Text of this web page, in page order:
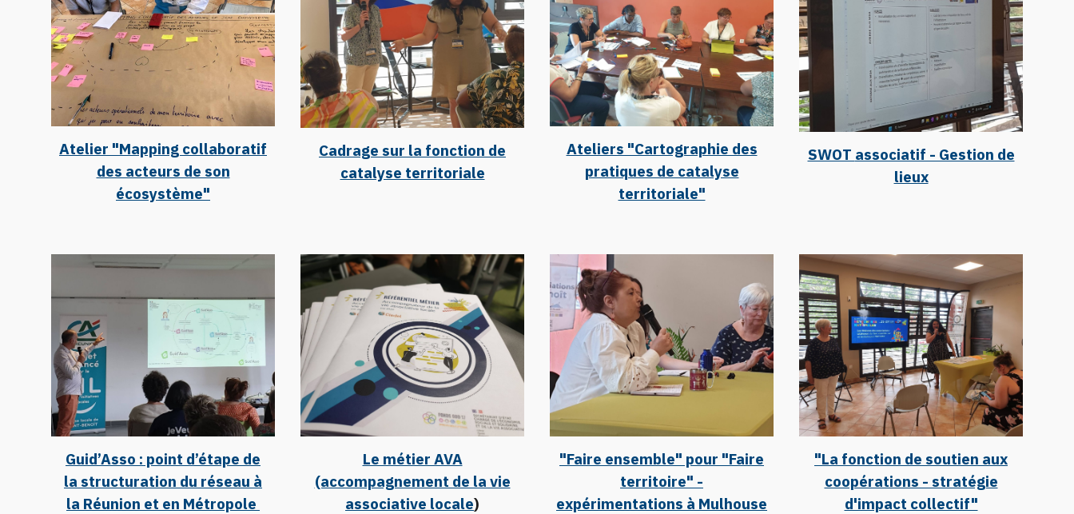
Atelier "Mapping collaboratif
des acteurs de son
écosystème"
Cadrage sur la fonction de
catalyse territoriale
Ateliers "Cartographie des
pratiques de catalyse
territoriale"
SWOT associatif - Gestion de
lieux
Guid’Asso : point d’étape de
la structuration du réseau à
la Réunion et en Métropole
Le métier AVA
(accompagnement de la vie
associative locale)
"Faire ensemble" pour "Faire
territoire" -
expérimentations à Mulhouse
"La fonction de soutien aux
coopérations - stratégie
d'impact collectif"